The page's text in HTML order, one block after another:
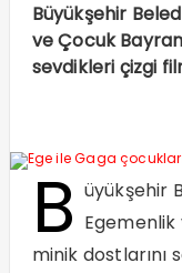
Büyükşehir
ve Çocuk
sevdikleri çizgi
B üyükşehir
Egemenlik
minik dostlarını